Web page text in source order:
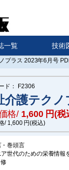
一覧 技術
プラス 2023年6月号
ド： F2306
介護テクノ
格/ 1,600円(税
/ 1,600円(税込)
・巻頭言
ア世代のための栄養情報